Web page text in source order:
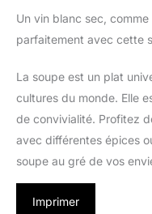
Un vin blanc sec,
parfaitement avec cette
La soupe est un plat
cultures du monde. Elle
de convivialité. Profitez
avec différentes épices
soupe au gré de vos
Imprimer